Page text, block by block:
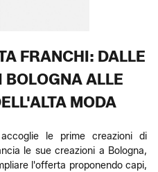
FRANCHI: DALLE
BOLOGNA ALLE
MODA
le prime creazioni di
le sue creazioni a Bologna,
l'offerta proponendo capi,